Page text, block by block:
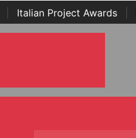
Italian Project Awards